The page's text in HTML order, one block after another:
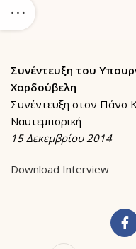
Συνέντευξη του
Χαρδούβελη
Συνέντευξη στον Πάνο
Ναυτεμπορική
15 Δεκεμβρίου 2014
Download Interview